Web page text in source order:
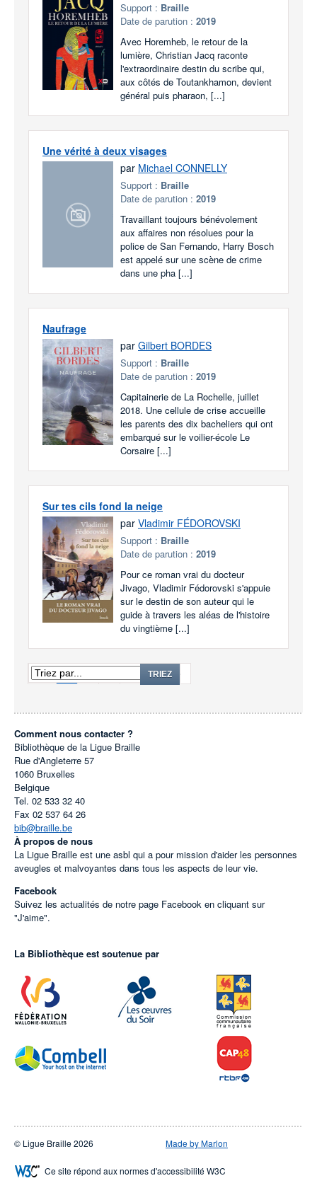
Support : Braille
Date de parution : 2019
Avec Horemheb, le retour de la
lumière, Christian Jacq raconte
l'extraordinaire destin du scribe qui,
aux côtés de Toutankhamon, devient
général puis pharaon, [...]
Une vérité à deux visages
par Michael CONNELLY
Support : Braille
Date de parution : 2019
Travaillant toujours bénévolement
aux affaires non résolues pour la
police de San Fernando, Harry Bosch
est appelé sur une scène de crime
dans une pha [...]
Naufrage
par Gilbert BORDES
Support : Braille
Date de parution : 2019
Capitainerie de La Rochelle, juillet
2018. Une cellule de crise accueille
les parents des dix bacheliers qui ont
embarqué sur le voilier-école Le
Corsaire [...]
Sur tes cils fond la neige
par Vladimir FÉDOROVSKI
Support : Braille
Date de parution : 2019
Pour ce roman vrai du docteur
Jivago, Vladimir Fédorovski s'appuie
sur le destin de son auteur qui le
guide à travers les aléas de l'histoire
du vingtième [...]
1 213
TRIEZ
Comment nous contacter ?
Bibliothèque de la Ligue Braille
Rue d'Angleterre 57
1060 Bruxelles
Belgique
Tel. 02 533 32 40
Fax 02 537 64 26
bib@braille.be
À propos de nous
La Ligue Braille est une asbl qui a pour mission d'aider les personnes
aveugles et malvoyantes dans tous les aspects de leur vie.
Facebook
Suivez les actualités de notre page Facebook en cliquant sur
"J'aime".
La Bibliothèque est soutenue par
© Ligue Braille 2026 Made by Marlon
Ce site répond aux normes d'accessibilité W3C